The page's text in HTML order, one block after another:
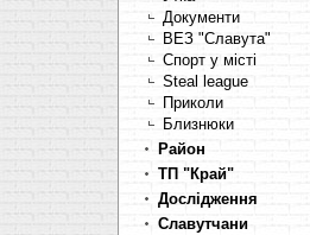
Документи
ВЕЗ "Славута"
Спорт у місті
Steal league
Приколи
Близнюки
Район
ТП "Край"
Дослідження
Славутчани